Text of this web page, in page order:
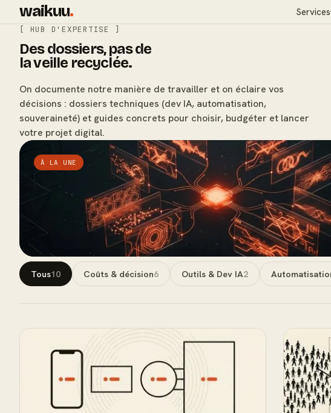
waikuu. Services
[ HUB D'EXPERTISE ]
Des dossiers, pas de
la veille recyclée.
On documente notre manière de travailler et on éclaire vos
décisions : dossiers techniques (dev IA, automatisation,
souveraineté) et guides concrets pour choisir, budgéter et lancer
votre projet digital.
À LA UNE
Tous10 Coûts & décision6 Outils & Dev IA2